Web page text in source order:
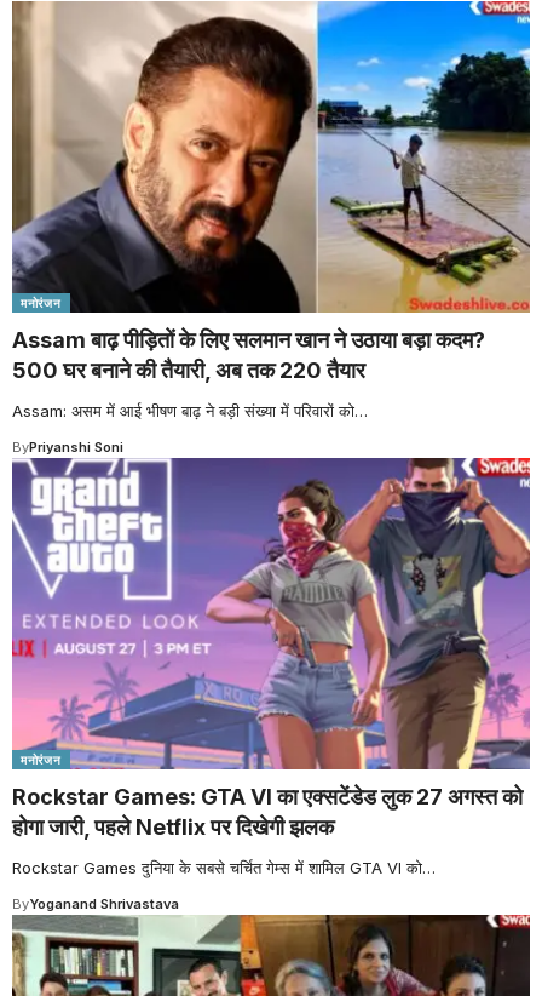
मनोरंजन
Assam बाढ़ पीड़ितों के लिए सलमान खान ने उठाया बड़ा कदम?
500 घर बनाने की तैयारी, अब तक 220 तैयार
Assam: असम में आई भीषण बाढ़ ने बड़ी संख्या में परिवारों को…
ByPriyanshi Soni
मनोरंजन
Rockstar Games: GTA VI का एक्सटेंडेड लुक 27 अगस्त को
होगा जारी, पहले Netflix पर दिखेगी झलक
Rockstar Games दुनिया के सबसे चर्चित गेम्स में शामिल GTA VI को…
ByYoganand Shrivastava